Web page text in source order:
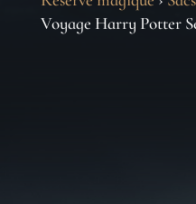
Voyage Harry Potter